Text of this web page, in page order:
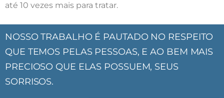
até 10 vezes mais para tratar.
NOSSO TRABALHO É PAUTADO NO RESPEITO
QUE TEMOS PELAS PESSOAS, E AO BEM MAIS
PRECIOSO QUE ELAS POSSUEM, SEUS
SORRISOS.